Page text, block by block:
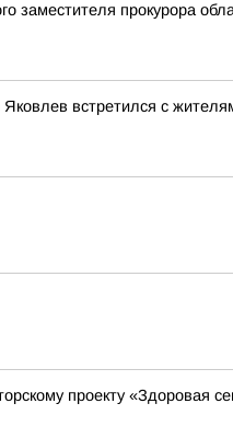
прокурора
встретился с
проекту «Здоровая